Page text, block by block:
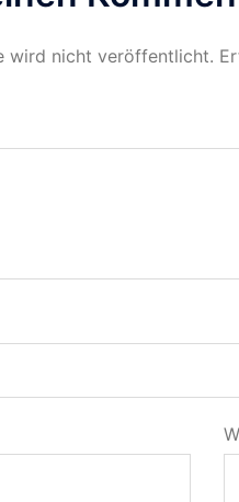
wird nicht veröffentlicht.